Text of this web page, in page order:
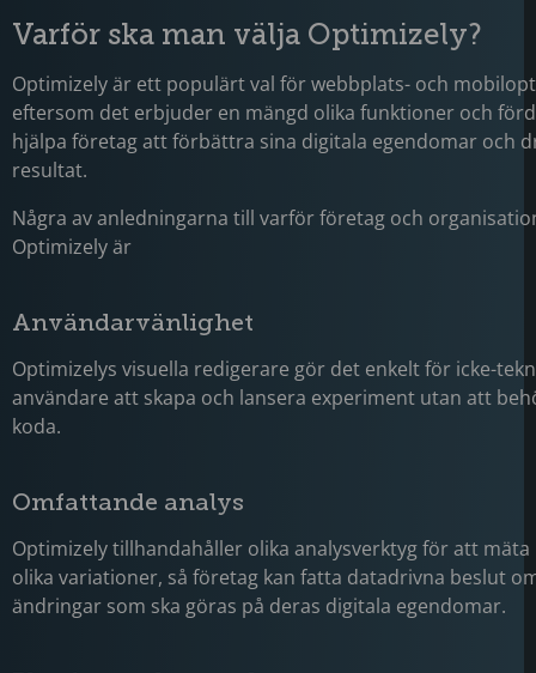
Varför ska man välja Optimizely?
Optimizely är ett populärt val för webbplats- och
eftersom det erbjuder en mängd olika funktioner och
hjälpa företag att förbättra sina digitala egendomar och
resultat.
Några av anledningarna till varför företag och
Optimizely är
Användarvänlighet
Optimizelys visuella redigerare gör det enkelt för icke-
användare att skapa och lansera experiment utan att
koda.
Omfattande analys
Optimizely tillhandahåller olika analysverktyg för att
olika variationer, så företag kan fatta datadrivna beslut
ändringar som ska göras på deras digitala egendomar.